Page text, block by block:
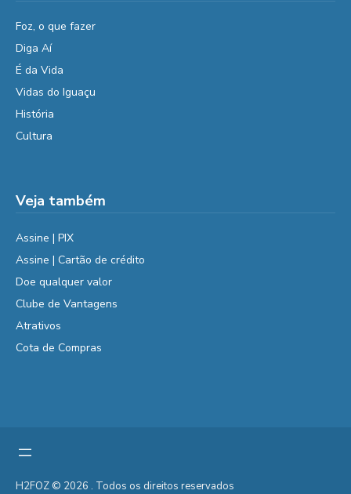
Foz, o que fazer
Diga Aí
É da Vida
Vidas do Iguaçu
História
Cultura
Veja também
Assine | PIX
Assine | Cartão de crédito
Doe qualquer valor
Clube de Vantagens
Atrativos
Cota de Compras
H2FOZ © 2026 . Todos os direitos reservados